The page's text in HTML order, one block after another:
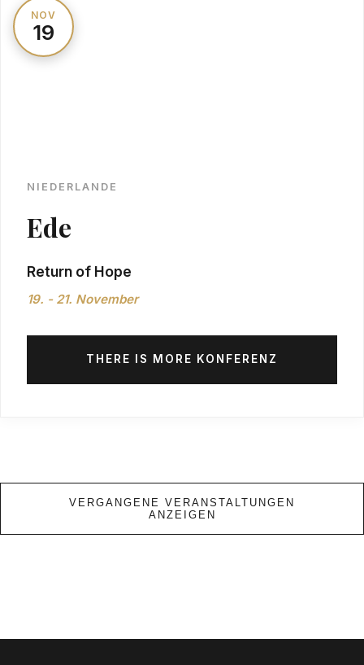
NOV
19
NIEDERLANDE
Ede
Return of Hope
19. - 21. November
THERE IS MORE KONFERENZ
VERGANGENE VERANSTALTUNGEN
ANZEIGEN